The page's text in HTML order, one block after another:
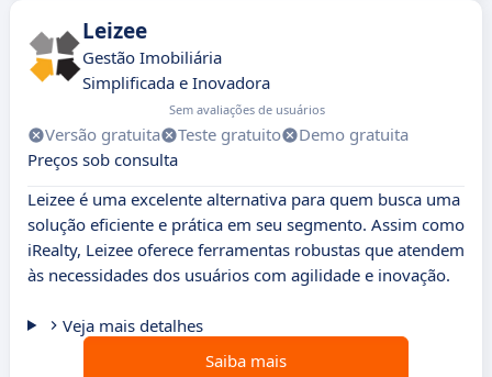
Leizee
Gestão Imobiliária
Simplificada e Inovadora
Sem avaliações de usuários
Versão gratuita Teste gratuito
Demo gratuita
Preços sob consulta
Leizee é uma excelente alternativa para quem busca uma
solução eficiente e prática em seu segmento. Assim como
iRealty, Leizee oferece ferramentas robustas que atendem
às necessidades dos usuários com agilidade e inovação.
Veja mais detalhes
Saiba mais